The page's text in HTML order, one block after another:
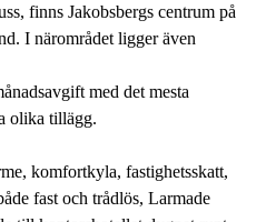
finns Jakobsbergs centrum på
I närområdet ligger även
med det mesta
olika tillägg.
komfortkyla, fastighetsskatt,
fast och trådlös, Larmade